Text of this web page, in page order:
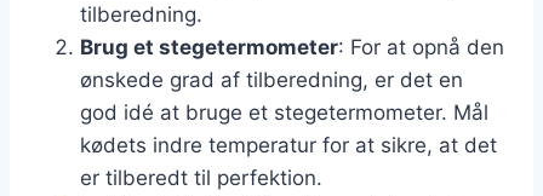
tilberedning.
Brug et stegetermometer: For at opnå den
ønskede grad af tilberedning, er det en
god idé at bruge et stegetermometer. Mål
kødets indre temperatur for at sikre, at det
er tilberedt til perfektion.